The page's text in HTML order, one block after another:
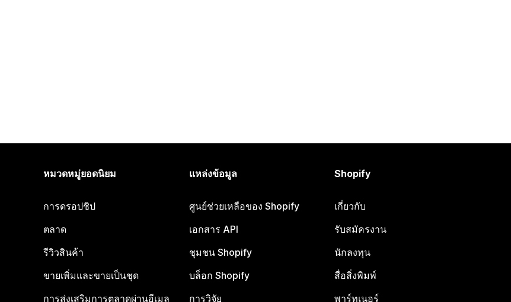
หมวดหมู่ยอดนิยม
การดรอปชิป
ตลาด
รีวิวสินค้า
ขายเพิ่มและขายเป็นชุด
การส่งเสริมการตลาดผ่านอีเมล
แหล่งข้อมูล
ศูนย์ช่วยเหลือของ Shopify
เอกสาร API
ชุมชน Shopify
บล็อก Shopify
การวิจัย
Shopify
เกี่ยวกับ
รับสมัครงาน
นักลงทุน
สื่อสิ่งพิมพ์
พาร์ทเนอร์